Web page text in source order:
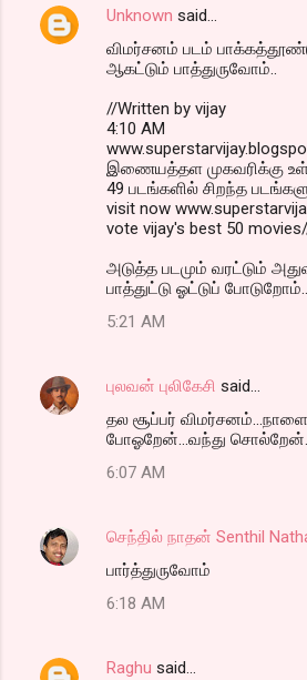
Unknown said…
விமர்சனம் படம்
ஆகட்டும் பாத்துருவோம்..
//Written by vijay
4:10 AM
இணையத்தள முகவரிக்கு உள்
49 படங்களில் சிறந்த
visit now
vote vijay's best 50
அடுத்த படமும் வரட்டும்
பாத்துட்டு ஓட்டுப்
5:21 AM
புலவன் புலிகேசி said…
தல சூப்பர்
போஓறேன்...வந்து
6:07 AM
செந்தில் நாதன் Senthil
பார்த்துருவோம்
6:18 AM
Raghu said…